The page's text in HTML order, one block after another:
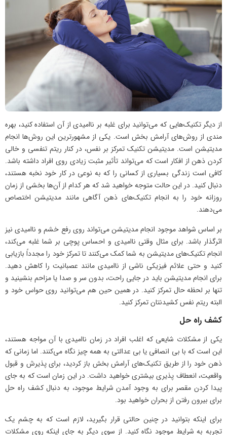
از دیگر تکنیک‌هایی که می‌توانید برای غلبه بر ناامیدی از آن استفاده کنید، بهره
مندی از روش‌های آرامش بخش است. یکی از مشهورترین این روش‌ها انجام
مدیتیشن است. مدیتیشن تکنیک تمرکز بر نفس، در کنار ریتم تنفسی و خالی
کردن ذهن از افکار است که می‌تواند تأثیر مثبت زیادی روی افراد داشته باشد.
کافی است زندگی بسیاری از کسانی را که به نوعی در کار خود نخبه هستند،
دنبال کنید. در این حالت متوجه خواهید شد که هر کدام از آن‌ها بخشی از زمان
روزانه خود را به انجام تکنیک‌های ذهن آگاهی مانند مدیتیشن اختصاص
می‌دهند.
بر اساس شواهد موجود انجام مدیتیشن می‌تواند روی رفع خشم و ناامیدی نیز
اثرگذار باشد. برای مثال وقتی ناامیدی و احساس پوچی بر شما غلبه می‌کند،
انجام تکنیک‌های مدیتیشن به شما کمک می‌کنند تا تمرکز خود را مجدداً بازیابی
کنید و حتی علائم فیزیکی ناشی از ناامیدی مانند عصبانیت را کاهش دهید.
برای انجام مدیتیشن باید در جایی راحت، بدون سر و صدا یا مزاحم بنشینید و
تنها بر لحظه حال تمرکز کنید. در همین حین هم می‌توانید روی حواس خود و
البته ریتم نفس کشیدنتان تمرکز کنید.
کشف راه حل
یکی از مشکلات شایعی که اغلب افراد در زمان ناامیدی با آن مواجه هستند،
این است که با بی انصافی یا بی عدالتی به همه چیز نگاه می‌کنند. اما زمانی که
ذهن خود را از طریق تکنیک‌های آرامش بخش باز کردید، برای پذیرش و قبول
واقعیت، انعطاف پذیری بیشتری خواهید داشت. در این زمان است که به جای
پیدا کردن مقصر برای به وجود آمدن شرایط موجود، به دنبال کشف راه حل
برای بیرون رفتن از بحران خواهید بود.
برای اینکه بتوانید در چنین حالتی قرار بگیرید، لازم است که به چشم یک
تجربه به شرایط موجود نگاه کنید. از سوی دیگر به جای اینکه روی مشکلات